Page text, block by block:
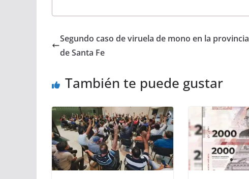
Segundo caso de viruela de mono en la provincia
de Santa Fe
También te puede gustar